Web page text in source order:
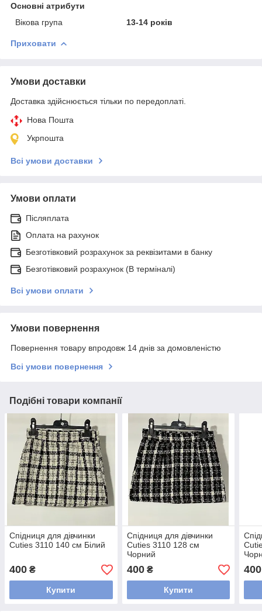
Основні атрибути
Вікова група
13-14 років
Приховати
Умови доставки
Доставка здійснюється тільки по передоплаті.
Нова Пошта
Укрпошта
Всі умови доставки
Умови оплати
Післяплата
Оплата на рахунок
Безготівковий розрахунок за реквізитами в банку
Безготівковий розрахунок (В терміналі)
Всі умови оплати
Умови повернення
Повернення товару впродовж 14 днів за домовленістю
Всі умови повернення
Подібні товари компанії
Спідниця для дівчинки
Cuties 3110 140 см Білий
400 ₴
Купити
Спідниця для дівчинки
Cuties 3110 128 см
Чорний
400₴
Купити
400